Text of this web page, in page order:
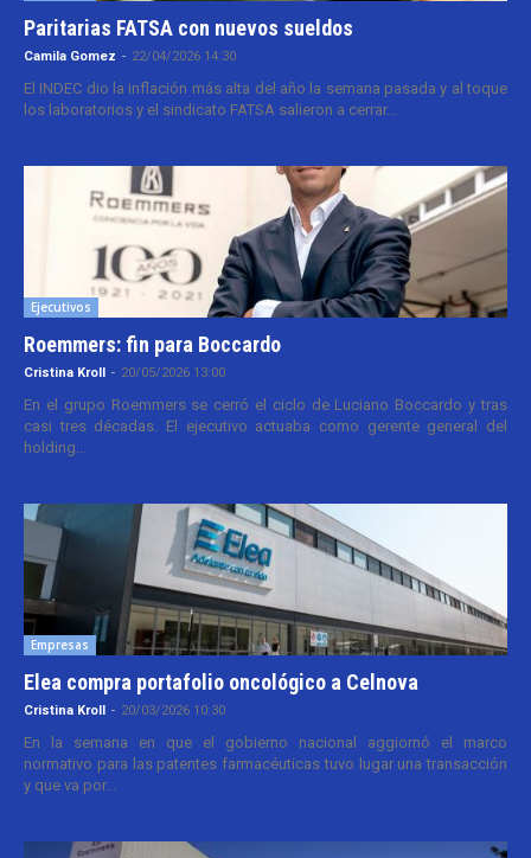
Paritarias FATSA con nuevos sueldos
Camila Gomez - 22/04/2026 14:30
El INDEC dio la inflación más alta del año la semana pasada y al toque
los laboratorios y el sindicato FATSA salieron a cerrar...
Ejecutivos
Roemmers: fin para Boccardo
Cristina Kroll - 20/05/2026 13:00
En el grupo Roemmers se cerró el ciclo de Luciano Boccardo y tras
casi tres décadas. El ejecutivo actuaba como gerente general del
holding...
Empresas
Elea compra portafolio oncológico a Celnova
Cristina Kroll - 20/03/2026 10:30
En la semana en que el gobierno nacional aggiornó el marco
normativo para las patentes farmacéuticas tuvo lugar una transacción
y que va por...